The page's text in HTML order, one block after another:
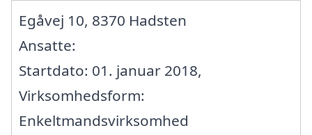
Egåvej 10, 8370 Hadsten
Ansatte:
Startdato: 01. januar 2018,
Virksomhedsform:
Enkeltmandsvirksomhed